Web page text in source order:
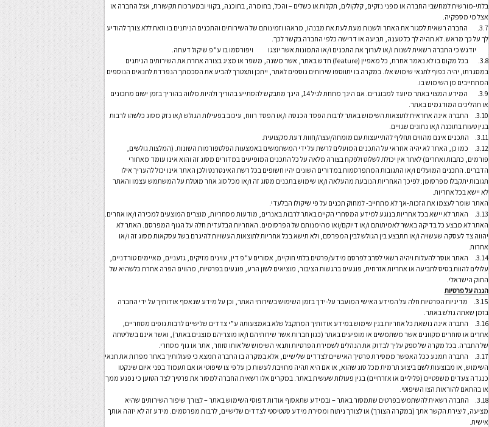
בלתי-מורשית למחשבי החברה או מפני נזקים, קלקולים, תקלות או כשלים – והכל, בחומרה, בתוכנה, בקווי ובמערכות תקשורת, אצל החברה או
אצל מי מספקיה.
3.7. החברה רשאית לסגור את האתר ולשנות מעת לעת את מבנהו, מראהו וזמינותם של השירותים והתכנים הניתנים בו וזאת ללא צורך להודיע
לך על כך מראש. לא תהיה לך כל טענה, תביעה או דרישה כלפי החברה בקשר לכך.
יודגש כי החברה רשאית לשנות ו/או לערוך את התכנים ו/או התמונות אשר יוצגו ויפורסמו בו ע”פ שיקול דעתה.
3.8. בכל מקום בו לא נאמר אחרת, כל מאפיין (feature) חדש באתר, אשר משנה, משפר או מציג בצורה אחרת את השירותים הניתנים
במסגרתו, יהיה כפוף לתנאי שימוש אלו. במקרה בו יתווספו שירותים נוספים לאתר, ייתכן ותצטרך להביע את הסכמתך הנפרדת לתנאים הנוספים
המתחייבים מן השימוש בו.
3.9. המידע המצוי באתר מיועד למבוגרים. אם הינך מתחת לגיל 14, הינך מתבקש להסתייע בהוריך ולהיות מלווה בהוריך בזמן ישום מתכונים
או תהליכים המודגמים באתר.
3.10. החברה אינה אחראית לתוצאות השימוש באתר לרבות הפסד הכנסה ו/או הפסד רווח, עיכוב בפעילות הגולש ו/או נזק מסוג כלשהו לרבות
בגין טעות בתוכנה ו/או נתונים שגויים.
3.11. התכנים אינם מהווים תחליף להתייעצות עם מומחה/עצה/חוות דעת מקצועית.
3.12. כמו כן, האתר לא יהיה אחראי על התכנים המועלים לרשת על ידי המשתמשים באמצעות הפלטפורמות השונות. (המלצות גולשים,
פורמים, כתבות ואחרים) לאתר אין יכולת לשלוט ולפקח בצורה מלאה על כל התכנים המופיעים במדורים מסוג זה והוא אינו עומד מאחורי
הדברים. התכנים המועלים ו/או התגובות המתפרסמות במדורים השונים יהיו חשופים בכל רשת האינטרנט ולכן האתר אינו יכול להעריך אילו
תגובות יתקבלו מפרסומן. לפיכך האחריות הנובעת מהעלאה ו/או שימוש בתכנים מסוג זה ו/או מכל סוג אחר מוטלת על המשתמש עצמו והאתר
לא יישא בכל אחריות.
האתר שומר לעצמו את הזכות-אך לא מתחייב- למחוק תכנים על פי שיקולו הבלעדי.
3.13. האתר לא יישא בכל אחריות בנוגע למידע המסחרי הקיים באתר לרבות באנרים, מודעות מסחריות, מוצרים המוצעים למכירה ו/או אחרים.
האתר לא מבצע כל בדיקה באשר לאמיתותם ו/או דיוקם/ואו מהימנותם של הפרסומים. האחריות הבלעדית חלה על הגוף המפרסם. האתר לא
יהווה צד לעסקה שעשויה ו/או תתבצע בין הגולש לבין המפרסם, ולא תישא בכל אחריות לתוצאות העשויות להיגרם בשל עסקאות מסוג זה ו/או
אחרות.
3.14. האתר אוסר להעלות ויהיה רשאי לסרב לפרסם מידע/פרטים בלתי חוקיים, אסורים ע”פ דין, עוינים מזיקים, גזעניים, מאיימים טורדניים,
עלולים להוות בסיס לתביעה או אחריות אזרחית, פוגעים ברגשות הציבור, מוציאים לשון הרע, פוגעים בפרטיות, מהווים הפרה אחרת כלשהיא של
החוק הישראלי.
הגנה על פרטיות
3.15. מדיניות הפרטיות חלה על המידע האישי המועבר על-ידך בזמן השימוש בשירותי האתר, וכן על מידע שנאסף אודותיך על ידי החברה
בזמן שאתה גולש באתר.
3.16. החברה אינה נושאת כל אחריות בגין שימוש במידע אודותיך המתקבל שלא באמצעותה ע”י צדדים שלישיים לרבות גופים מסחריים,
אתרים או סוחרים מקוונים אשר משתמשים או מופיעים באתר (כגון חברות אשר שירותיהם ו/או מוצריהם מוצגים באתר), ואשר אינם בשליטתה
של החברה. בכל מקרה של ספק עליך לבדוק את הנהלים לשמירת הפרטיות ותנאי השימוש של אותו סוחר, אתר או גוף מסחרי.
3.17. החברה תמנע ככל האפשר ממסירת פרטיך האישיים לצדדים שלישיים, אלא במקרה בו החברה תמצא כי פעולותיך באתר מפרות את תנאי
השימוש, או מבוצעות לשם ביצוע תרמית מכל סוג שהוא, או אם היא תהיה מחויבת לעשות כן על פי צו שיפוטי או אם תעמוד בפני איום שינקטו
כנגדה צעדים משפטיים (פליליים או אזרחיים) בגין פעולות שעשית באתר. במקרים אלו רשאית החברה למסור את פרטיך לצד הטוען כי נפגע ממך
או בהתאם להוראות הצו השיפוטי.
3.18. החברה רשאית להשתמש בפרטים שתמסור באתר – ובמידע שתאסוף אודות דפוסי השימוש באתר – לצורך שיפור השירותים שהיא
מציעה, ליצירת הקשר אתך (במקרה הצורך) או לצורך ניתוח ומסירת מידע סטטיסטי לצדדים שלישיים, לרבות מפרסמים. מידע זה לא יזהה אותך
אישית.